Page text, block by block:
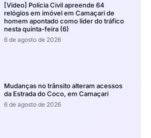
[Vídeo] Polícia Civil apreende 64
relógios em imóvel em Camaçari de
homem apontado como líder do tráfico
nesta quinta-feira (6)
6 de agosto de 2026
Mudanças no trânsito alteram acessos
da Estrada do Coco, em Camaçari
6 de agosto de 2026